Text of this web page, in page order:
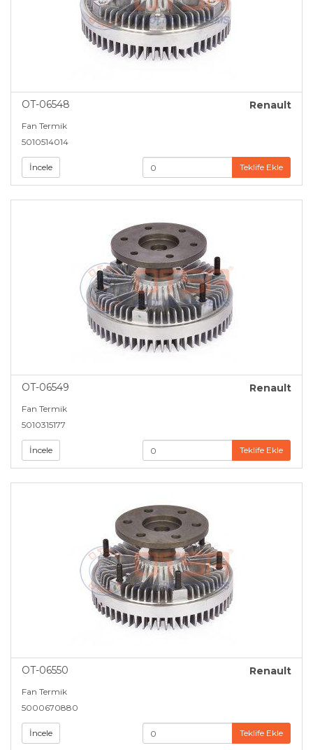
OT-06548 Renault
Fan Termik
5010514014
İncele Teklife Ekle
OT-06549 Renault
Fan Termik
5010315177
İncele Teklife Ekle
OT-06550 Renault
Fan Termik
5000670880
İncele Teklife Ekle